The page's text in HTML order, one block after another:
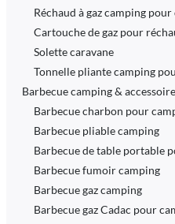
Réchaud à gaz camping
Cartouche de gaz pour
Solette caravane
Tonnelle pliante camping
Barbecue camping &
Barbecue charbon pour
Barbecue pliable camping
Barbecue de table portable
Barbecue fumoir camping
Barbecue gaz camping
Barbecue gaz Cadac pour